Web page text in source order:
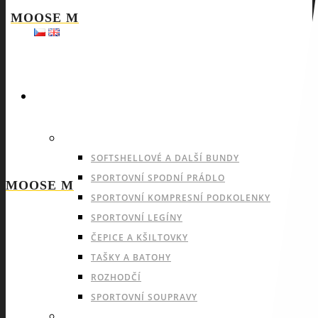
SOFTSHELLOVÉ A DALŠÍ BUNDY
SPORTOVNÍ SPODNÍ PRÁDLO
SPORTOVNÍ KOMPRESNÍ PODKOLENKY
SPORTOVNÍ LEGÍNY
ČEPICE A KŠILTOVKY
TAŠKY A BATOHY
ROZHODČÍ
SPORTOVNÍ SOUPRAVY
MOOSE M
MOOSE M